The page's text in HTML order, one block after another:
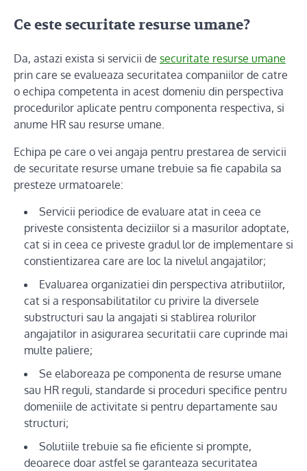
Ce este securitate resurse umane?
Da, astazi exista si servicii de securitate resurse umane
prin care se evalueaza securitatea companiilor de catre
o echipa competenta in acest domeniu din perspectiva
procedurilor aplicate pentru componenta respectiva, si
anume HR sau resurse umane.
Echipa pe care o vei angaja pentru prestarea de servicii
de securitate resurse umane trebuie sa fie capabila sa
presteze urmatoarele:
Servicii periodice de evaluare atat in ceea ce
priveste consistenta deciziilor si a masurilor adoptate,
cat si in ceea ce priveste gradul lor de implementare si
constientizarea care are loc la nivelul angajatilor;
Evaluarea organizatiei din perspectiva atributiilor,
cat si a responsabilitatilor cu privire la diversele
substructuri sau la angajati si stablirea rolurilor
angajatilor in asigurarea securitatii care cuprinde mai
multe paliere;
Se elaboreaza pe componenta de resurse umane
sau HR reguli, standarde si proceduri specifice pentru
domeniile de activitate si pentru departamente sau
structuri;
Solutiile trebuie sa fie eficiente si prompte,
deoarece doar astfel se garanteaza securitatea